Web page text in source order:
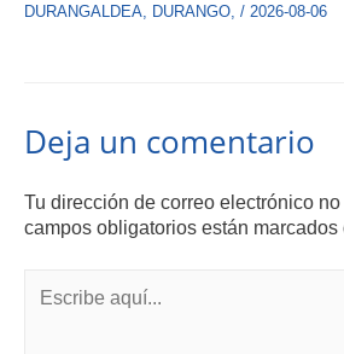
DURANGALDEA DURANGO / 2026-08-06
Deja un comentario
Tu dirección de correo electrónico no
campos obligatorios están marcados